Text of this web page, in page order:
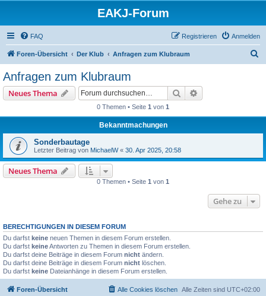
EAKJ-Forum
FAQ Anmelden
Registrieren
Foren-Übersicht Der Klub Anfragen zum Klubraum
Anfragen zum Klubraum
Neues Thema Suche
0 Themen • Seite 1 von 1
Bekanntmachungen
Sonderbautage
Letzter Beitrag von MichaelW« 30. Apr 2025, 20:58
Neues Thema
0 Themen • Seite 1 von 1
Gehe zu
BERECHTIGUNGEN IN DIESEM FORUM
Du darfst keine neuen Themen in diesem Forum erstellen.
Du darfst keineAntworten zu Themen in diesem Forum erstellen.
Du darfst deine Beiträge in diesem Forum nicht ändern.
Du darfst deine Beiträge in diesem Forum nicht löschen.
Du darfst keine Dateianhänge in diesem Forum erstellen.
Foren-Übersicht Alle Zeiten sind UTC+02:00
Alle Cookies löschen